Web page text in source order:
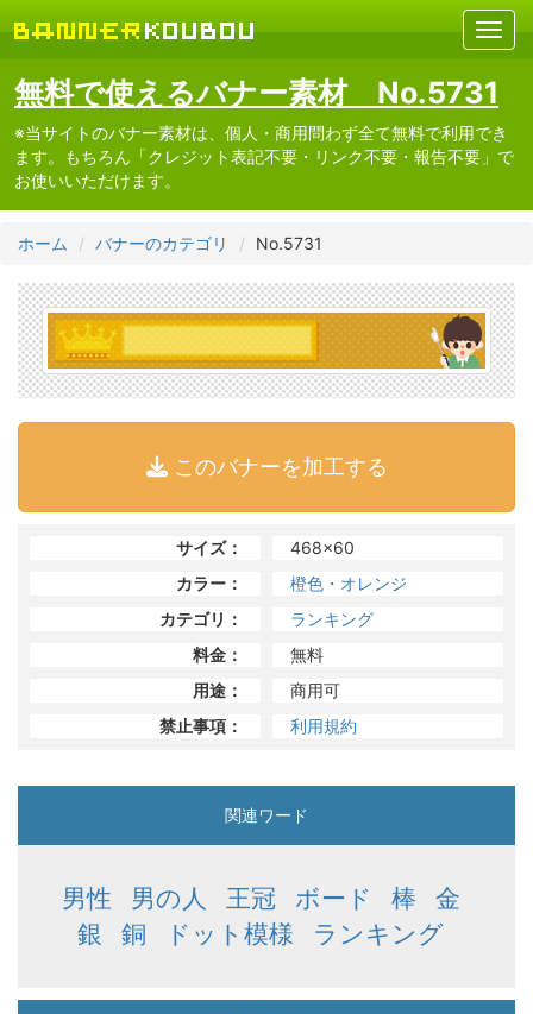
無料で使えるバナー素材 No.5731
※当サイトのバナー素材は、個人・商用問わず全て無料で利用でき
ます。もちろん「クレジット表記不要・リンク不要・報告不要」で
お使いいただけます。
ホーム バナーのカテゴリ No.5731
このバナーを加工する
サイズ：
468x60
カラー：
橙色・オレンジ
カテゴリ：
ランキング
料金：
無料
用途：
商用可
禁止事項：
利用規約
関連ワード
男性 男の人 王冠 ボード 棒
金
銀
銅 ドット模様 ランキング